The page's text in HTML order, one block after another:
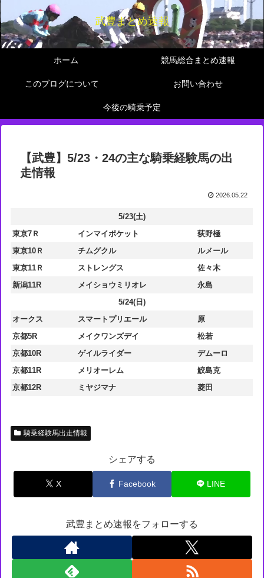
武豊まとめ速報
ホーム 競馬総合まとめ速報
このブログについて お問い合わせ
今後の騎乗予定
【武豊】5/23・24の主な騎乗経験馬の出
走情報
2026.05.22
5/23(土)
東京7Ｒ
インマイポケット
荻野極
東京10Ｒ
チムグクル
ルメール
東京11Ｒ
ストレングス
佐々木
新潟11R
メイショウミリオレ
永島
5/24(日)
オークス
スマートプリエール
原
京都5R
メイクワンズデイ
松若
京都10R
ゲイルライダー
デムーロ
京都11R
メリオーレム
鮫島克
京都12R
ミヤジマナ 菱田
騎乗経験馬出走情報
シェアする
X Facebook LINE
武豊まとめ速報をフォローする